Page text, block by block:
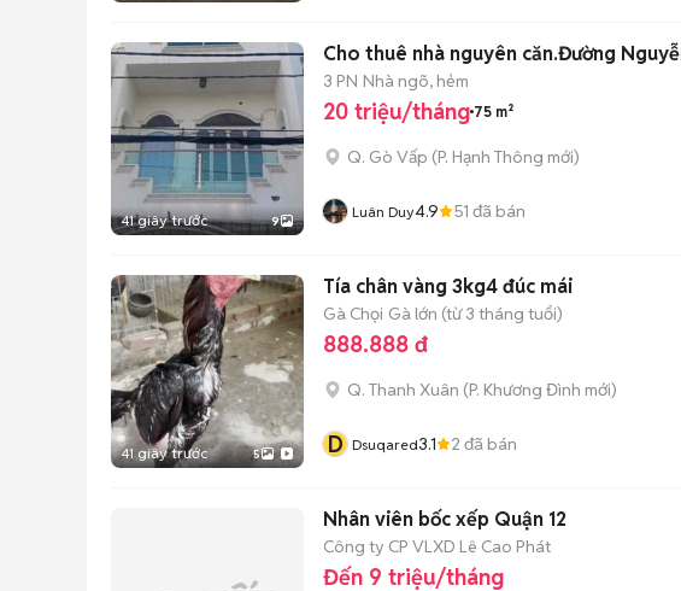
41 giây trước 9
Cho thuê nhà nguyên căn.Đường
3 PN Nhà ngõ, hẻm
20 triệu/tháng 75 m²
Q. Gò Vấp (P. Hạnh Thông mới)
Luân Duy4.9 51 đã bán
41 giây trước 5
Tía chân vàng 3kg4 đúc mái
Gà Chọi Gà lớn (từ 3 tháng tuổi)
888.888 đ
Q. Thanh Xuân (P. Khương Đình mới)
D Dsuqared3.1 2 đã bán
Nhân viên bốc xếp Quận 12
Công ty CP VLXD Lê Cao Phát
Đến 9 triệu/tháng